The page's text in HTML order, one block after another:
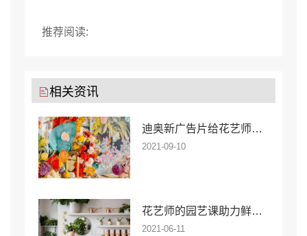
推荐阅读:
相关资讯
迪奥新广告片给花艺师带来了什么色彩启示?
2021-09-10
花艺师的园艺课助力鲜花店消费升级
2021-06-11